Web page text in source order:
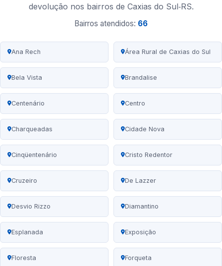
devolução nos bairros de Caxias do Sul‑RS.
Bairros atendidos: 66
Ana Rech Área Rural de Caxias do Sul
Bela Vista Brandalise
Centenário Centro
Charqueadas Cidade Nova
Cinqüentenário Cristo Redentor
Cruzeiro De Lazzer
Desvio Rizzo Diamantino
Esplanada Exposição
Floresta Forqueta